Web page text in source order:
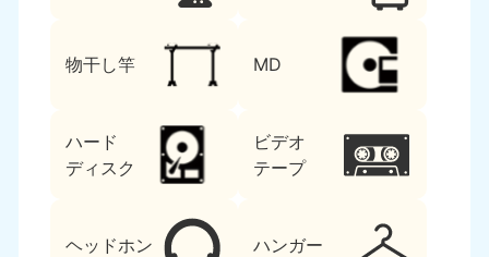
物干し竿 MD
ハード
ディスク
ビデオ
テープ
ヘッドホン ハンガー